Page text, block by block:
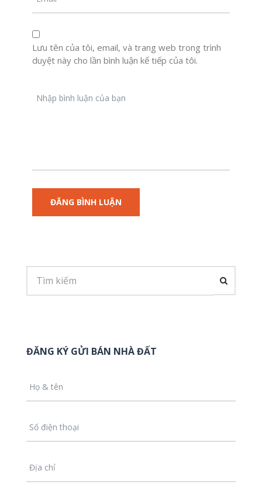
Lưu tên của tôi, email, và trang web trong trình
duyệt này cho lần bình luận kế tiếp của tôi.
ĐĂNG KÝ GỬI BÁN NHÀ ĐẤT